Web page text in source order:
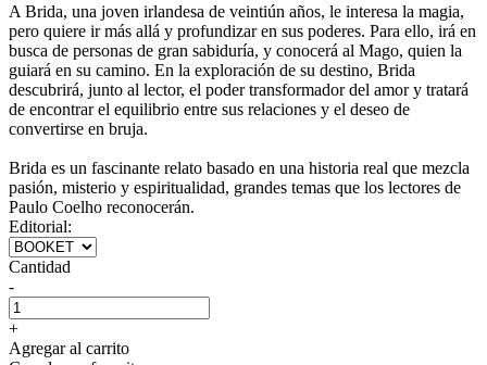
A Brida, una joven irlandesa de veintiún años, le interesa la magia,
pero quiere ir más allá y profundizar en sus poderes. Para ello, irá en
busca de personas de gran sabiduría, y conocerá al Mago, quien la
guiará en su camino. En la exploración de su destino, Brida
descubrirá, junto al lector, el poder transformador del amor y tratará
de encontrar el equilibrio entre sus relaciones y el deseo de
convertirse en bruja.
Brida es un fascinante relato basado en una historia real que mezcla
pasión, misterio y espiritualidad, grandes temas que los lectores de
Paulo Coelho reconocerán.
Editorial:
Cantidad
-
+
Agregar al carrito